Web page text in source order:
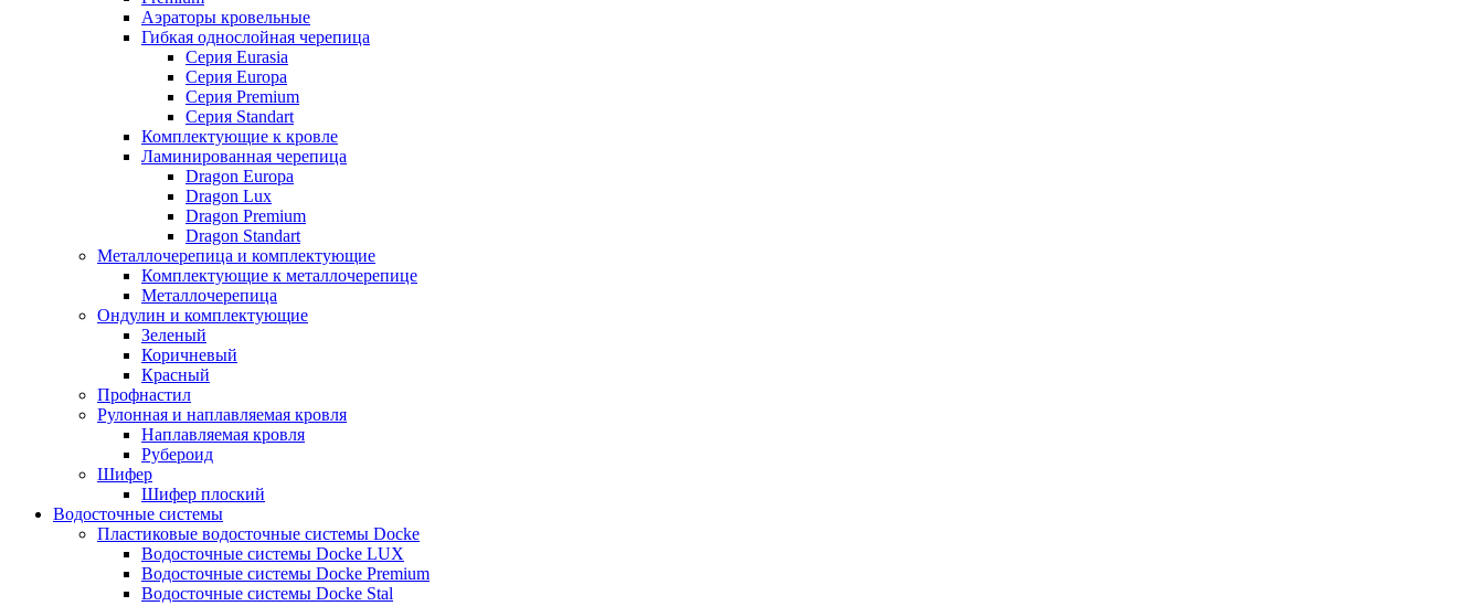
Аэраторы кровельные
Гибкая однослойная черепица
Серия Eurasia
Серия Europa
Серия Premium
Серия Standart
Комплектующие к кровле
Ламинированная черепица
Dragon Europa
Dragon Lux
Dragon Premium
Dragon Standart
Металлочерепица и комплектующие
Комплектующие к металлочерепице
Металлочерепица
Ондулин и комплектующие
Зеленый
Коричневый
Красный
Профнастил
Рулонная и наплавляемая кровля
Наплавляемая кровля
Рубероид
Шифер
Шифер плоский
Водосточные системы
Пластиковые водосточные системы Docke
Водосточные системы Docke LUX
Водосточные системы Docke Premium
Водосточные системы Docke Stal